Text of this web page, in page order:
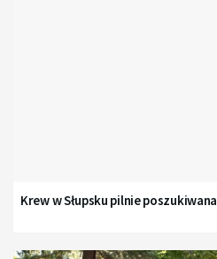
Krew w Słupsku pilnie poszukiwana